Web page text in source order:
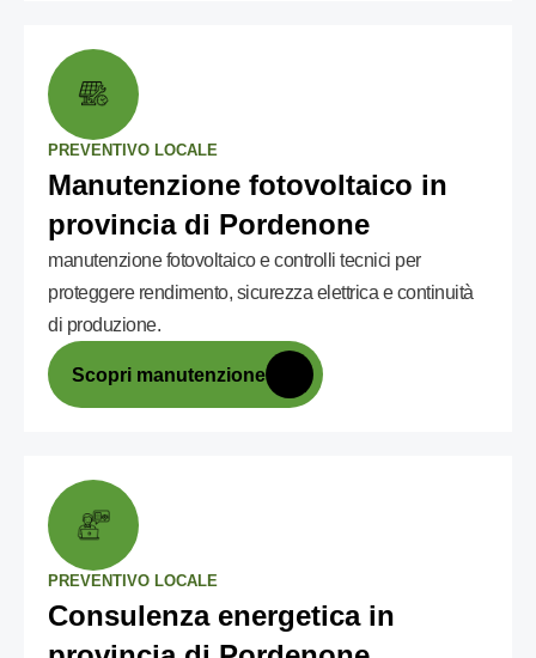
PREVENTIVO LOCALE
Manutenzione fotovoltaico in
provincia di Pordenone
manutenzione fotovoltaico e controlli tecnici per
proteggere rendimento, sicurezza elettrica e continuità
di produzione.
Scopri manutenzione
PREVENTIVO LOCALE
Consulenza energetica in